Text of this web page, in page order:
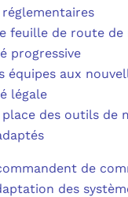
réglementaires
feuille de route de
progressive
équipes aux
légale
des outils de
de
des